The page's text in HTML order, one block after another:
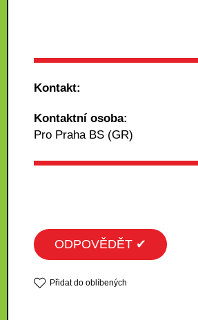
Kontakt:
Kontaktní osoba:
Pro Praha BS (GR)
ODPOVĚDĚT ✔
Přidat do oblíbených